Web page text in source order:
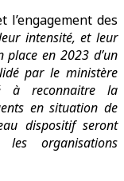
l’engagement des
intensité, et leur
en 2023 d’un
par le ministère
à reconnaitre la
en situation de
dispositif seront
organisations